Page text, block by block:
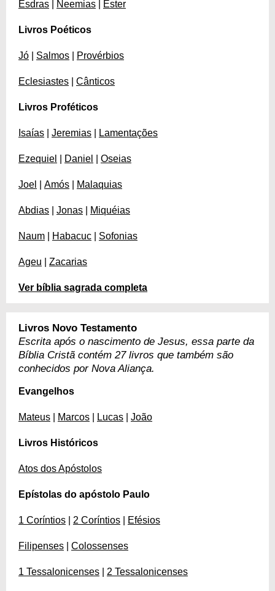
Esdras Neemias Ester
Livros Poéticos
Jó Salmos Provérbios
Eclesiastes Cânticos
Livros Proféticos
Isaías Jeremias Lamentações
Ezequiel Daniel Oseias
Joel Amós Malaquias
Abdias Jonas Miquéias
Naum Habacuc Sofonias
Ageu Zacarias
Ver bíblia sagrada completa
Livros Novo Testamento
Escrita após o nascimento de Jesus, essa parte da
Bíblia Cristã contém 27 livros que também são
conhecidos por Nova Aliança.
Evangelhos
Mateus Marcos Lucas João
Livros Históricos
Atos dos Apóstolos
Epístolas do apóstolo Paulo
1 Coríntios 2 Coríntios Efésios
Filipenses Colossenses
1 Tessalonicenses 2 Tessalonicenses